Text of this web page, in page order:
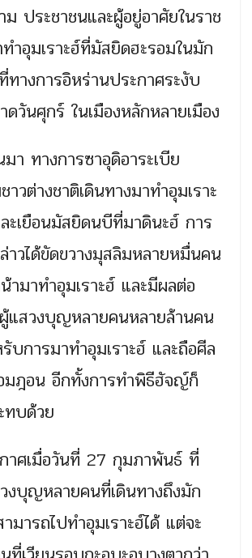
ม ประชาชนและผู้อยู่อาศัยในราช
ำอุมเราะฮ์ที่มัสยิดฮะรอมในมัก
างการอิหร่านประกาศระงับ
ดวันศุกร์ ในเมืองหลักหลายเมือง
า ทางการซาอุดิอาระเบีย
วต่างชาติเดินทางมาทำอุมเราะ
ะเยือนมัสยิดนบีที่มาดินะฮ์ การ
าวได้ขัดขวางมุสลิมหลายหมื่นคน
ามาทำอุมเราะฮ์ และมีผลต่อ
สวงบุญหลายคนหลายล้านคน
บการมาทำอุมเราะฮ์ และถือศีล
มฎอน อีกทั้งการทำพิธีฮัจญ์ก็
ทบด้วย
าศเมื่อวันที่ 27 กุมภาพันธ์ ที่
งบุญหลายคนที่เดินทางถึงมัก
มารถไปทำอุมเราะฮ์ได้ แต่จะ